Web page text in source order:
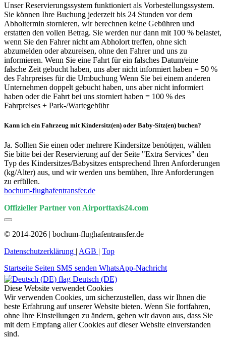
Unser Reservierungssystem funktioniert als Vorbestellungssystem.
Sie können Ihre Buchung jederzeit bis 24 Stunden vor dem
Abholtermin stornieren, wir berechnen keine Gebühren und
erstatten den vollen Betrag. Sie werden nur dann mit 100 % belastet,
wenn Sie den Fahrer nicht am Abholort treffen, ohne sich
abzumelden oder abzureisen, ohne den Fahrer und uns zu
informieren. Wenn Sie eine Fahrt für ein falsches Datum/eine
falsche Zeit gebucht haben, uns aber nicht informiert haben = 50 %
des Fahrpreises für die Umbuchung Wenn Sie bei einem anderen
Unternehmen doppelt gebucht haben, uns aber nicht informiert
haben oder die Fahrt bei uns storniert haben = 100 % des
Fahrpreises + Park-/Wartegebühr
Kann ich ein Fahrzeug mit Kindersitz(en) oder Baby-Sitz(en) buchen?
Ja. Sollten Sie einen oder mehrere Kindersitze benötigen, wählen
Sie bitte bei der Reservierung auf der Seite "Extra Services" den
Typ des Kindersitzes/Babysitzes entsprechend Ihren Anforderungen
(kg/Alter) aus, und wir werden uns bemühen, Ihre Anforderungen
zu erfüllen.
bochum-flughafentransfer.de
Offizieller Partner von Airporttaxis24.com
© 2014-2026 | bochum-flughafentransfer.de
Datenschutzerklärung | AGB | Top
Startseite Seiten SMS senden WhatsApp-Nachricht
Deutsch (DE)
Diese Website verwendet Cookies
Wir verwenden Cookies, um sicherzustellen, dass wir Ihnen die
beste Erfahrung auf unserer Website bieten. Wenn Sie fortfahren,
ohne Ihre Einstellungen zu ändern, gehen wir davon aus, dass Sie
mit dem Empfang aller Cookies auf dieser Website einverstanden
sind.